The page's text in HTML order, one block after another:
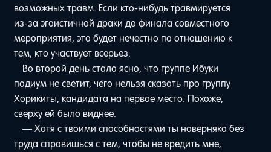
возможных травм. Если кто-нибудь травмируется
из-за эгоистичной драки до финала совместного
мероприятия, это будет нечестно по отношению к
тем, кто участвует всерьез.
Во второй день стало ясно, что группе Ибуки
подиум не светит, чего нельзя сказать про группу
Хорикиты, кандидата на первое место. Похоже,
сверху ей было виднее.
— Хотя с твоими способностями ты наверняка без
труда справишься с тем, чтобы не вредить мне,